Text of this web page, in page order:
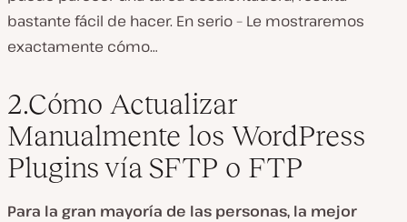
bastante fácil de hacer. En serio – Le mostraremos
exactamente cómo…
2.Cómo Actualizar
Manualmente los WordPress
Plugins vía SFTP o FTP
Para la gran mayoría de las personas, la mejor